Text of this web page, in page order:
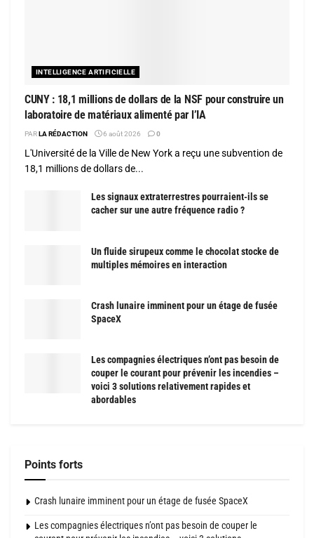
INTELLIGENCE ARTIFICIELLE
CUNY : 18,1 millions de dollars de la NSF pour construire un
laboratoire de matériaux alimenté par l’IA
PARLA RÉDACTION 6 août 2026 0
L'Université de la Ville de New York a reçu une subvention de
18,1 millions de dollars de...
Les signaux extraterrestres pourraient-ils se
cacher sur une autre fréquence radio ?
Un fluide sirupeux comme le chocolat stocke de
multiples mémoires en interaction
Crash lunaire imminent pour un étage de fusée
SpaceX
Les compagnies électriques n’ont pas besoin de
couper le courant pour prévenir les incendies –
voici 3 solutions relativement rapides et
abordables
Points forts
Crash lunaire imminent pour un étage de fusée SpaceX
Les compagnies électriques n’ont pas besoin de couper le